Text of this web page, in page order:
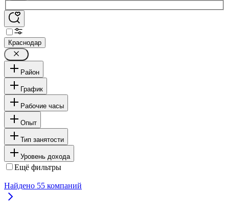
Краснодар
Район
График
Рабочие часы
Опыт
Тип занятости
Уровень дохода
Ещё фильтры
Найдено 55 компаний